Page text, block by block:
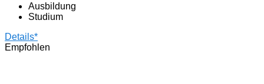
Ausbildung
Studium
Details*
Empfohlen